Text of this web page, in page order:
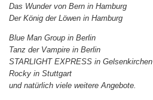
Das Wunder von Bern in Hamburg
Der König der Löwen in Hamburg
Blue Man Group in Berlin
Tanz der Vampire in Berlin
STARLIGHT EXPRESS in Gelsenkirchen
Rocky in Stuttgart
und natürlich viele weitere Angebote.